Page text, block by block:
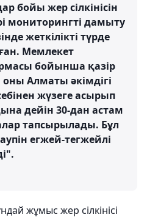
бойы жер сілкінісін
мониторингті дамыту
жеткілікті түрде
Мемлекет
бойынша қазір
Алматы әкімдігі
жүзеге асырып
дейін 30-дан астам
тапсырылады. Бұл
егжей-тегжейлі
жұмыс жер сілкінісі